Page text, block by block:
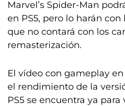
Marvel’s Spider-Man
en PS5, pero lo harán
que no contará con los
remasterización.
El vídeo con gameplay
el rendimiento de la
PS5 se encuentra ya para